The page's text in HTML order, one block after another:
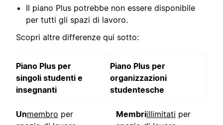
Il piano Plus potrebbe non essere disponibile
per tutti gli spazi di lavoro.
Scopri altre differenze qui sotto:
Piano Plus per
singoli studenti e
insegnanti
Piano Plus per
organizzazioni
studentesche
Unmembro per
Membriillimitati per